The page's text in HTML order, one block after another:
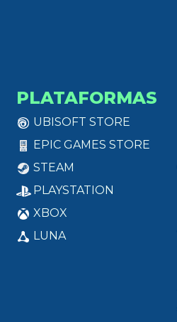
PLATAFORMAS
UBISOFT STORE
EPIC GAMES STORE
STEAM
PLAYSTATION
XBOX
LUNA